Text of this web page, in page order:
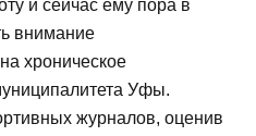
и сейчас ему пора в
внимание
хроническое
Уфы.
журналов, оценив